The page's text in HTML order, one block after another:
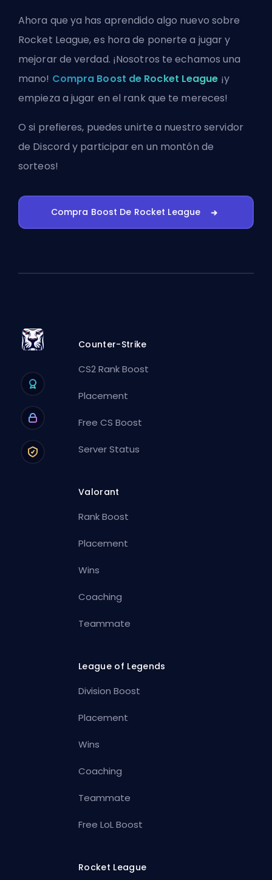
Ahora que ya has aprendido algo nuevo sobre
Rocket League, es hora de ponerte a jugar y
mejorar de verdad. ¡Nosotros te echamos una
mano! Compra Boost de Rocket League ¡y
empieza a jugar en el rank que te mereces!
O si prefieres, puedesunirte a nuestro servidor
de Discord y participar en un montón de
sorteos!
Compra Boost De Rocket League
Counter-Strike
CS2 Rank Boost
Placement
Free CS Boost
Server Status
Valorant
Rank Boost
Placement
Wins
Coaching
Teammate
League of Legends
Division Boost
Placement
Wins
Coaching
Teammate
Free LoL Boost
Rocket League